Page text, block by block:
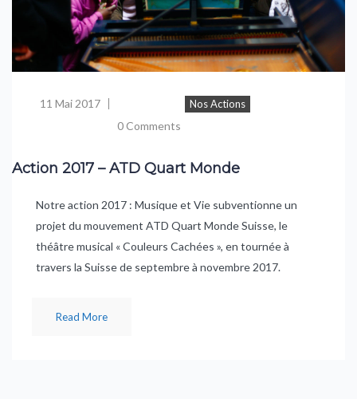
11 Mai 2017
0 Comments
Nos Actions
Action 2017 – ATD Quart Monde
Notre action 2017 : Musique et Vie subventionne un
projet du mouvement ATD Quart Monde Suisse, le
théâtre musical « Couleurs Cachées », en tournée à
travers la Suisse de septembre à novembre 2017.
Read More